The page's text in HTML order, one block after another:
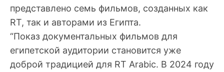
представлено семь фильмов, созданных как
RT, так и авторами из Египта.
“Показ документальных фильмов для
египетской аудитории становится уже
доброй традицией для RT Arabic. В 2024 году